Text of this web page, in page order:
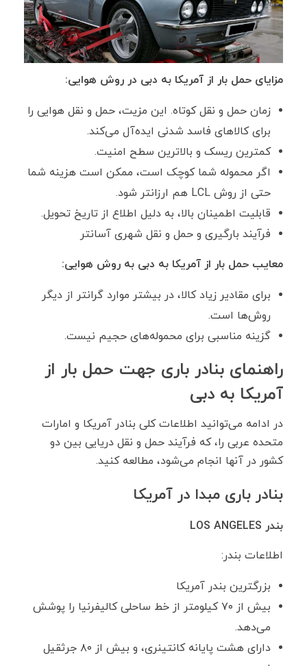
مزایای حمل بار از آمریکا به دبی در روش هوایی:
زمان حمل و نقل کوتاه. این مزیت، حمل و نقل هوایی را
برای کالا‌های فاسد شدنی ‌ایده‌آل می‌کند.
کمترین ریسک و بالاترین سطح امنیت.
اگر محموله‌ شما کوچک است، ممکن است هزینه شما
حتی از روش LCL هم ارزانتر شود.
قابلیت اطمینان بالا، به دلیل اطلاع از تاریخ تحویل.
فرآیند بارگیری و حمل و نقل شهری آسانتر
معایب حمل بار از آمریکا به دبی به روش هوایی:
برای مقادیر زیاد کالا، در بیشتر موارد گرانتر از دیگر
روش‌ها است.
گزینه مناسبی برای محموله‌های حجیم نیست.
راهنمای بنادر باری جهت حمل بار از
آمریکا به دبی
در ادامه می‌توانید اطلاعات کلی بنادر آمریکا و امارات
متحده عربی را، که فرآیند حمل و نقل دریایی بین دو
کشور در آنها انجام می‌شود، مطالعه کنید.
بنادر باری مبدا در آمریکا
بندر LOS ANGELES
اطلاعات بندر:
بزرگترین بندر آمریکا
بیش از ۷۰ کیلومتر از خط ساحلی کالیفرنیا را پوشش
می‌دهد.
دارای هشت پایانه کانتینری، و بیش از ۸۰ جرثقیل